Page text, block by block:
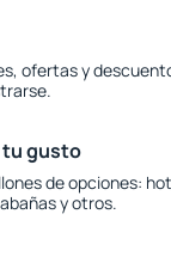
ofertas y
tu gusto
de opciones:
y otros.